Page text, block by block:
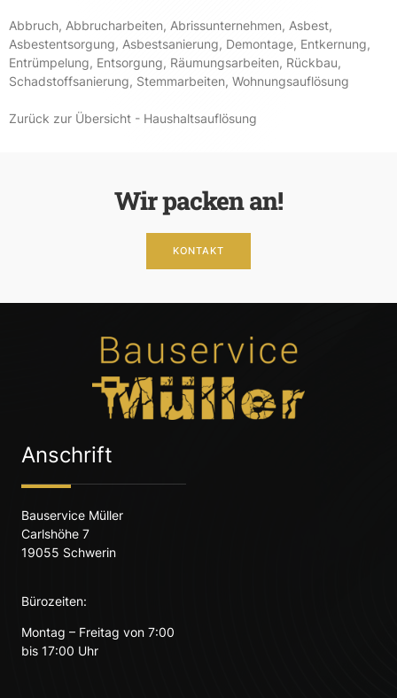
Abbruch, Abbrucharbeiten, Abrissunternehmen, Asbest,
Asbestentsorgung, Asbestsanierung, Demontage, Entkernung,
Entrümpelung, Entsorgung, Räumungsarbeiten, Rückbau,
Schadstoffsanierung, Stemmarbeiten, Wohnungsauflösung
Zurück zur Übersicht - Haushaltsauflösung
Wir packen an!
KONTAKT
Anschrift
Bauservice Müller
Carlshöhe 7
19055 Schwerin
Bürozeiten:
Montag – Freitag von 7:00
bis 17:00 Uhr